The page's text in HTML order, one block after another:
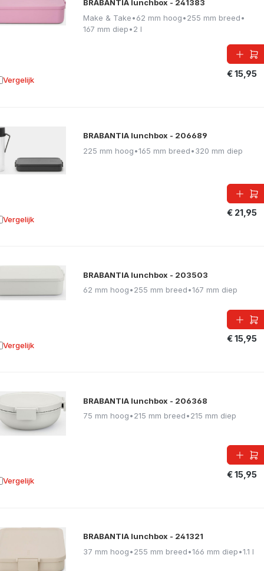
BRABANTIA lunchbox - 241383
Make & Take•62 mm hoog•255 mm breed•
167 mm diep•2 l
€ 15,95
Vergelijk aan vergelijking
BRABANTIA lunchbox - 206689
225 mm hoog•165 mm breed•320 mm diep
€ 21,95
Vergelijk aan vergelijking
BRABANTIA lunchbox - 203503
62 mm hoog•255 mm breed•167 mm diep
€ 15,95
Vergelijk aan vergelijking
BRABANTIA lunchbox - 206368
75 mm hoog•215 mm breed•215 mm diep
€ 15,95
Vergelijk aan vergelijking
BRABANTIA lunchbox - 241321
37 mm hoog•255 mm breed•166 mm diep•1.1 l